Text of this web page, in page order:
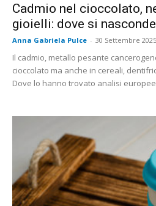
Cadmio nel cioccolato,
gioielli: dove si
Anna Gabriela Pulce - 30 Settembre 2025
Il cadmio, metallo pesante
cioccolato ma anche in cereali,
Dove lo hanno trovato analisi